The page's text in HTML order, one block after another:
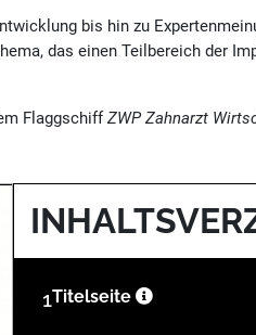
bis hin zu
das einen Teilbereich der
FlaggschiffZWP Zahnarzt
1Titelseite